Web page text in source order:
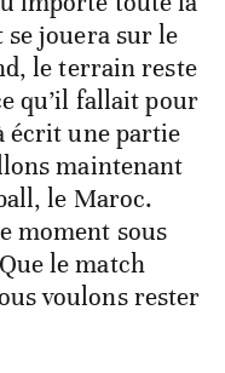
jouera sur le
le terrain reste
qu’il fallait pour
écrit une partie
maintenant
le Maroc.
moment sous
le match
voulons rester